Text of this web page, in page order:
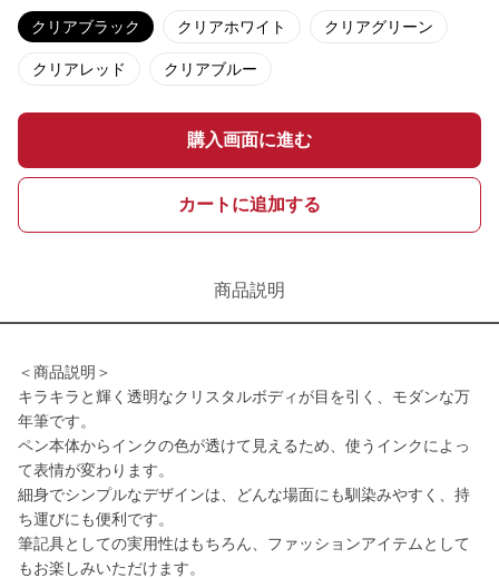
クリアブラック クリアホワイト クリアグリーン
クリアレッド クリアブルー
購入画面に進む
カートに追加する
商品説明
＜商品説明＞
キラキラと輝く透明なクリスタルボディが目を引く、モダンな万
年筆です。
ペン本体からインクの色が透けて見えるため、使うインクによっ
て表情が変わります。
細身でシンプルなデザインは、どんな場面にも馴染みやすく、持
ち運びにも便利です。
筆記具としての実用性はもちろん、ファッションアイテムとして
もお楽しみいただけます。